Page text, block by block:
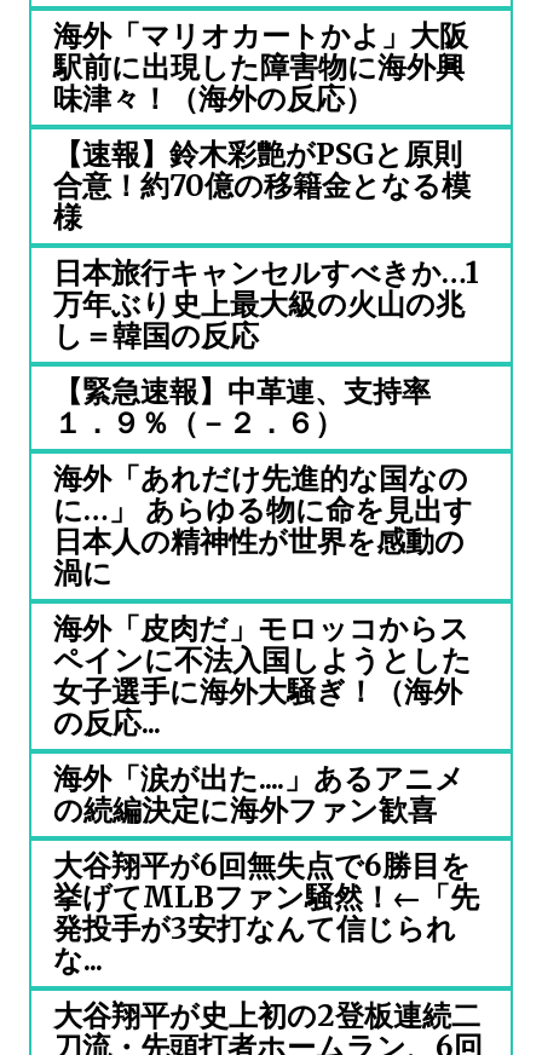
海外「マリオカートかよ」大阪
駅前に出現した障害物に海外興
味津々！（海外の反応）
【速報】鈴木彩艶がPSGと原則
合意！約70億の移籍金となる模
様
日本旅行キャンセルすべきか…1
万年ぶり史上最大級の火山の兆
し＝韓国の反応
【緊急速報】中革連、支持率
１．９％（－２．６）
海外「あれだけ先進的な国なの
に…」 あらゆる物に命を見出す
日本人の精神性が世界を感動の
渦に
海外「皮肉だ」モロッコからス
ペインに不法入国しようとした
女子選手に海外大騒ぎ！（海外
の反応...
海外「涙が出た....」あるアニメ
の続編決定に海外ファン歓喜
大谷翔平が6回無失点で6勝目を
挙げてMLBファン騒然！←「先
発投手が3安打なんて信じられ
な...
大谷翔平が史上初の2登板連続二
刀流・先頭打者ホームラン、6回